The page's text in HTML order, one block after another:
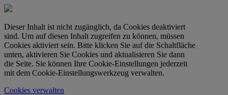
Dieser Inhalt ist nicht zugänglich, da Cookies deaktiviert
sind. Um auf diesen Inhalt zugreifen zu können, müssen
Cookies aktiviert sein. Bitte klicken Sie auf die Schaltfläche
unten, aktivieren Sie Cookies und aktualisieren Sie dann
die Seite. Sie können Ihre Cookie-Einstellungen jederzeit
mit dem Cookie-Einstellungswerkzeug verwalten.
Cookies verwalten